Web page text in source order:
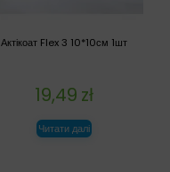
Актікоат Flex 3 10*10см 1шт
19,49 zł
Читати далі